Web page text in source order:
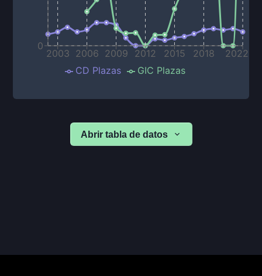
2003 2006 2009 2012 2015 2018 2022
0
CD Plazas GIC Plazas
Abrir tabla de datos